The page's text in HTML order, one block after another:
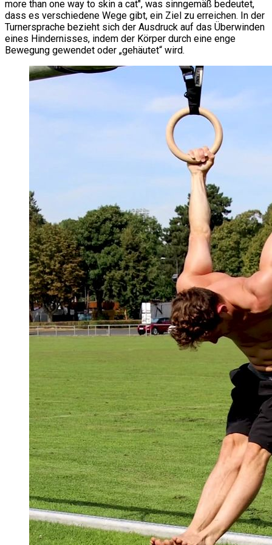
more than one way to skin a cat", was sinngemäß bedeutet,
dass es verschiedene Wege gibt, ein Ziel zu erreichen. In der
Turnersprache bezieht sich der Ausdruck auf das Überwinden
eines Hindernisses, indem der Körper durch eine enge
Bewegung gewendet oder „gehäutet“ wird.